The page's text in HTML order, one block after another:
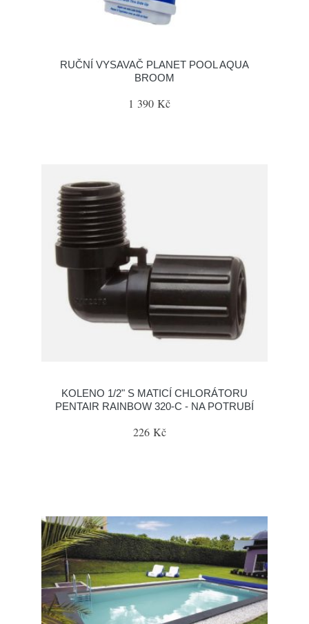
RUČNÍ VYSAVAČ PLANET POOL AQUA
BROOM
1 390 Kč
KOLENO 1/2" S MATICÍ CHLORÁTORU
PENTAIR RAINBOW 320-C - NA POTRUBÍ
226 Kč